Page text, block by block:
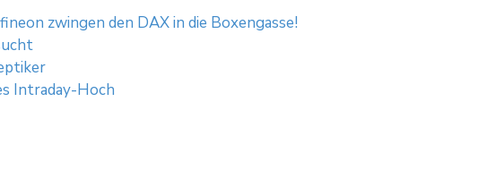
zwingen den DAX in die Boxengasse!
Intraday-Hoch